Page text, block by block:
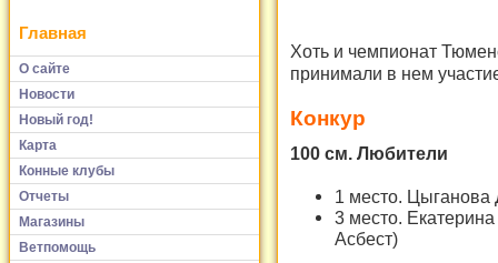
Главная
О сайте
Новости
Новый год!
Карта
Конные клубы
Отчеты
Магазины
Ветпомощь
Хоть и чемпионат
принимали в нем
Конкур
100 см. Любители
1 место.
3 место.
Асбест)